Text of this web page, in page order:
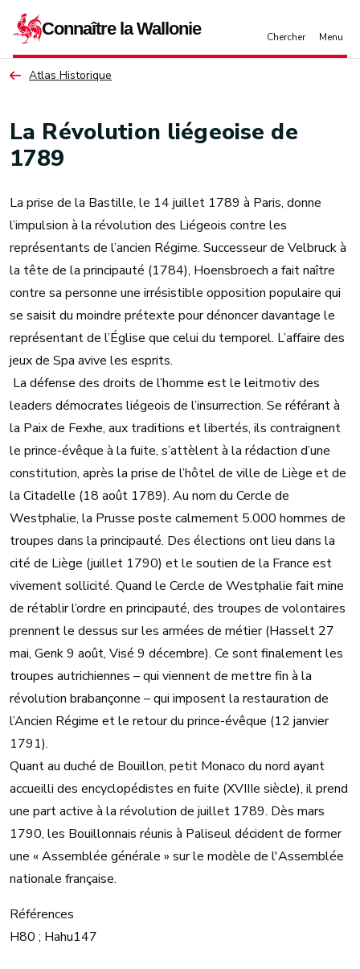
Atlas Historique
La Révolution liégeoise de
1789
La prise de la Bastille, le 14 juillet 1789 à Paris, donne
l’impulsion à la révolution des Liégeois contre les
représentants de l’ancien Régime. Successeur de Velbruck à
la tête de la principauté (1784), Hoensbroech a fait naître
contre sa personne une irrésistible opposition populaire qui
se saisit du moindre prétexte pour dénoncer davantage le
représentant de l’Église que celui du temporel. L’affaire des
jeux de Spa avive les esprits.
La défense des droits de l’homme est le leitmotiv des
leaders démocrates liégeois de l’insurrection. Se référant à
la Paix de Fexhe, aux traditions et libertés, ils contraignent
le prince-évêque à la fuite, s’attèlent à la rédaction d’une
constitution, après la prise de l’hôtel de ville de Liège et de
la Citadelle (18 août 1789). Au nom du Cercle de
Westphalie, la Prusse poste calmement 5.000 hommes de
troupes dans la principauté. Des élections ont lieu dans la
cité de Liège (juillet 1790) et le soutien de la France est
vivement sollicité. Quand le Cercle de Westphalie fait mine
de rétablir l’ordre en principauté, des troupes de volontaires
prennent le dessus sur les armées de métier (Hasselt 27
mai, Genk 9 août, Visé 9 décembre). Ce sont finalement les
troupes autrichiennes – qui viennent de mettre fin à la
révolution brabançonne – qui imposent la restauration de
l’Ancien Régime et le retour du prince-évêque (12 janvier
1791).
Quant au duché de Bouillon, petit Monaco du nord ayant
accueilli des encyclopédistes en fuite (XVIIIe siècle), il prend
une part active à la révolution de juillet 1789. Dès mars
1790, les Bouillonnais réunis à Paliseul décident de former
une « Assemblée générale » sur le modèle de l'Assemblée
nationale française.
Références
H80 ; Hahu147